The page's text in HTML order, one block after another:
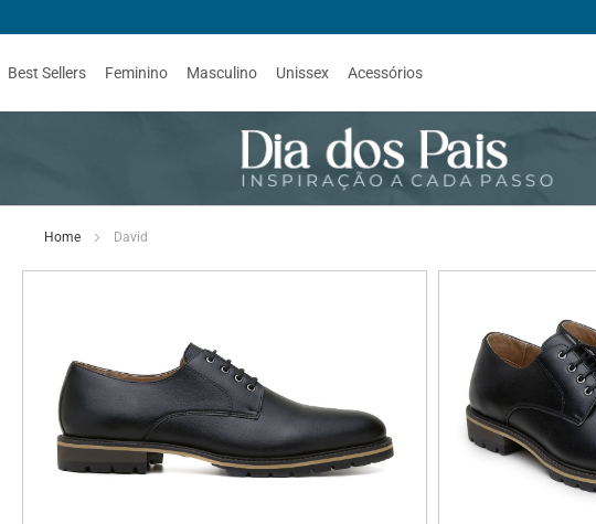
Best Sellers Feminino Masculino Unissex Acessórios
Home David